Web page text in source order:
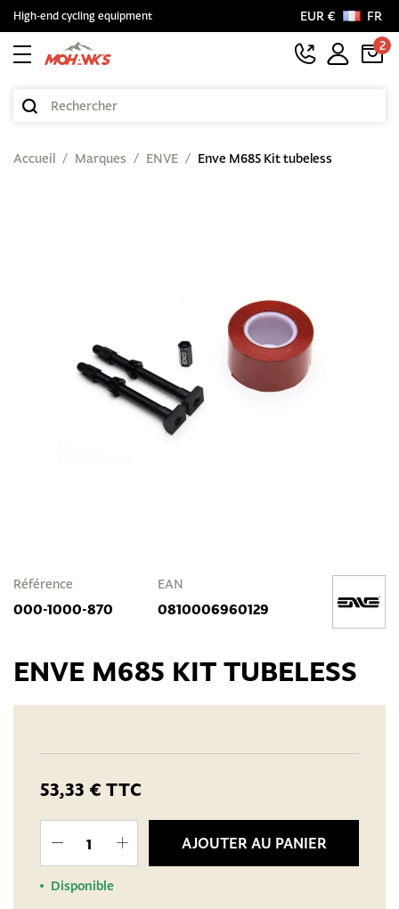
High-end cycling equipment EUR €
FR
2
Accueil Marques ENVE Enve M685 Kit tubeless
Référence
000-1000-870
EAN
0810006960129
ENVE M685 KIT TUBELESS
53,33 € TTC
AJOUTER AU PANIER
Disponible